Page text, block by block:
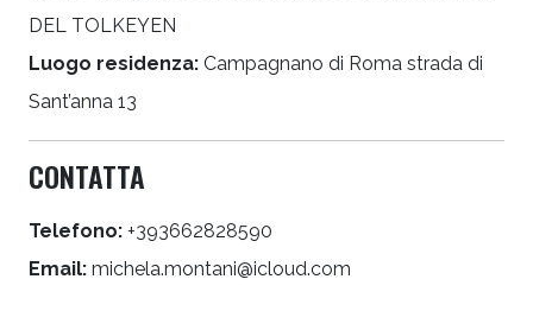
DEL TOLKEYEN
Luogo residenza: Campagnano di Roma strada di
Sant’anna 13
CONTATTA
Telefono: +393662828590
Email: michela.montani@icloud.com